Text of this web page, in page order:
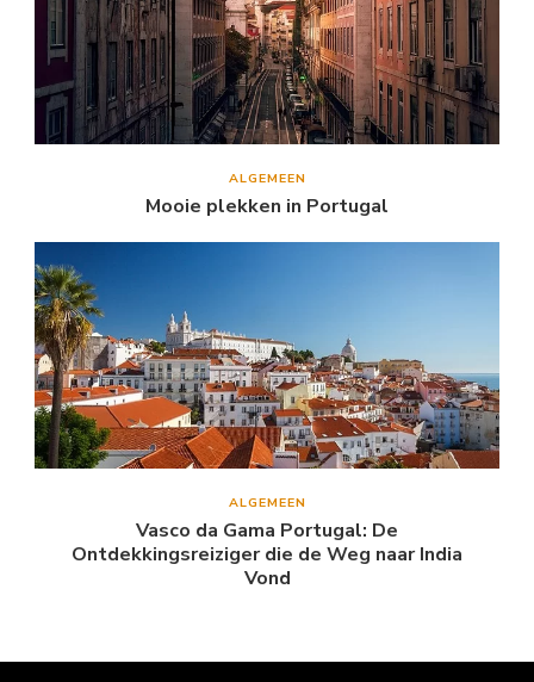
ALGEMEEN
Mooie plekken in Portugal
ALGEMEEN
Vasco da Gama Portugal: De
Ontdekkingsreiziger die de Weg naar India
Vond